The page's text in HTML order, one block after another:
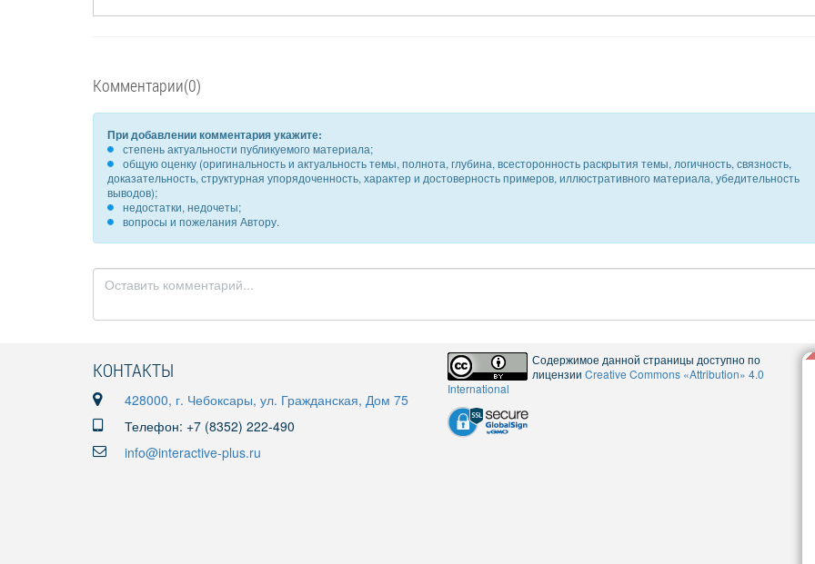
Комментарии(0)
При добавлении комментария укажите:
степень актуальности публикуемого материала;
общую оценку (оригинальность и актуальность темы, полнота, глубина, всесторонность раскрытия темы, логичность, связность,
доказательность, структурная упорядоченность, характер и достоверность примеров, иллюстративного материала, убедительность
выводов);
недостатки, недочеты;
вопросы и пожелания Автору.
КОНТАКТЫ
428000, г. Чебоксары, ул. Гражданская, Дом 75
Телефон: +7 (8352) 222-490
info@interactive-plus.ru
Содержимое данной страницы доступно по
лицензии Creative Commons «Attribution» 4.0
International